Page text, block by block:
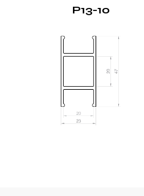
P13-10